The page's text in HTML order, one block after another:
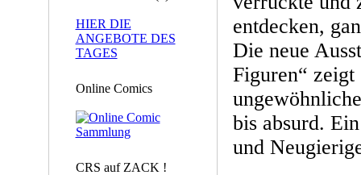
HIER DIE
ANGEBOTE DES
TAGES
Online Comics
CRS auf ZACK !
entdecken,
Die neue
Figuren“ zeigt
bis absurd.
und